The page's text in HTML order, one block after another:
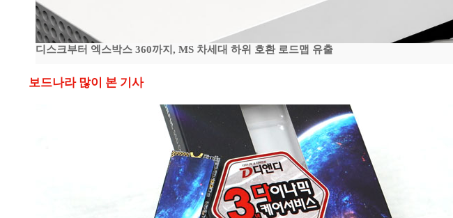
디스크부터 엑스박스 360까지, MS 차세대 하위 호환 로드맵 유출
보드나라 많이 본 기사